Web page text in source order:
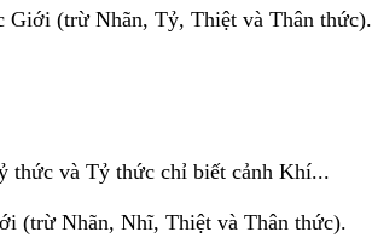
Giới (trừ Nhãn, Tỷ, Thiệt và Thân thức).
thức và Tỷ thức chỉ biết cảnh Khí...
(trừ Nhãn, Nhĩ, Thiệt và Thân thức).